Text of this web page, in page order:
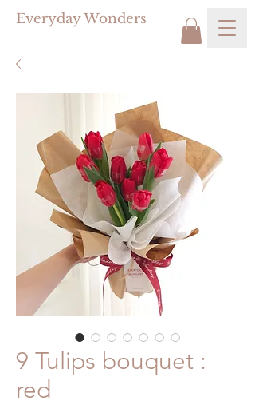
Everyday Wonders
9 Tulips bouquet :
red